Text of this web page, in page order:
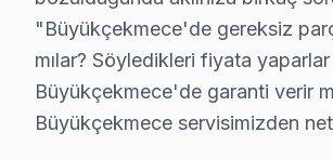
Mimarsinan, Muratbey, Pınartepe,
Hisense TV Teknik Rehberi:
Büyükçekmece'deki Hisense
Büyükçekmece servisimizde
"Büyükçekmece'de gereksiz
mılar? Söyledikleri fiyata yaparlar
Büyükçekmece'de garanti verir
Büyükçekmece servisimizden